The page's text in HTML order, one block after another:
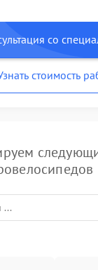
со
стоимость